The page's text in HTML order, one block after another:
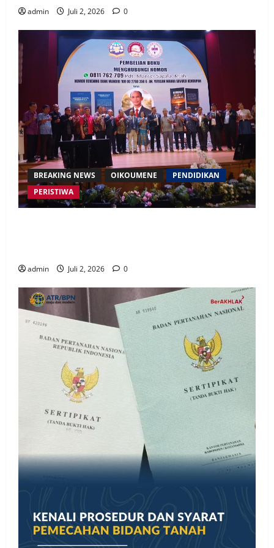
admin Juli 2, 2026 0
BREAKING NEWS OIKOUMENE
PENDIDIKAN
PERISTIWA
admin Juli 2, 2026 0